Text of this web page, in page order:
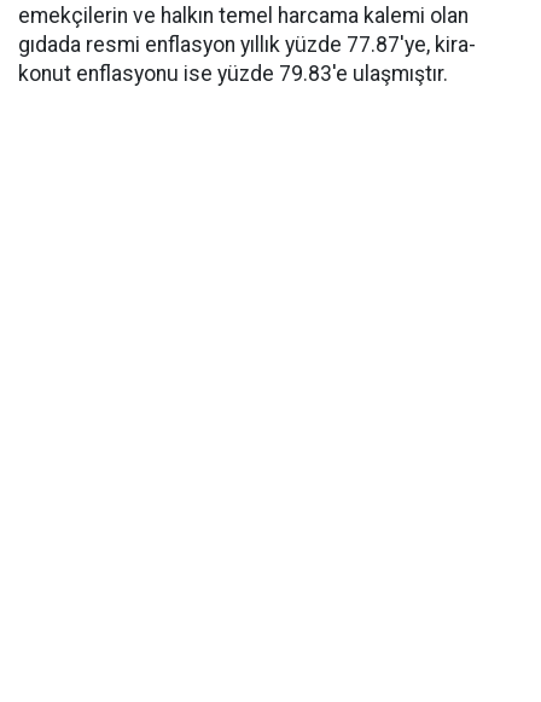
emekçilerin ve halkın temel harcama kalemi olan
gıdada resmi enflasyon yıllık yüzde 77.87'ye, kira-
konut enflasyonu ise yüzde 79.83'e ulaşmıştır.